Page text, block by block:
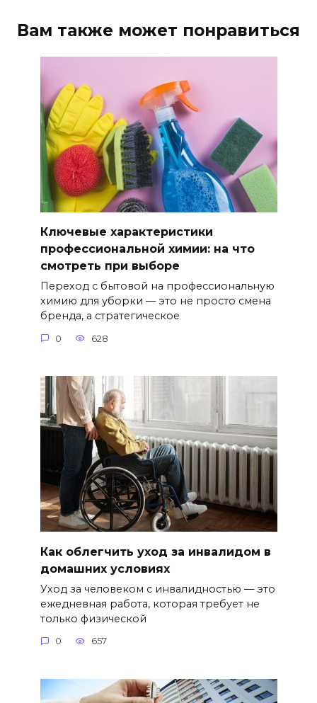
Вам также может понравиться
Ключевые характеристики
профессиональной химии: на что
смотреть при выборе
Переход с бытовой на профессиональную
химию для уборки — это не просто смена
бренда, а стратегическое
0 628
Как облегчить уход за инвалидом в
домашних условиях
Уход за человеком с инвалидностью — это
ежедневная работа, которая требует не
только физической
0 657